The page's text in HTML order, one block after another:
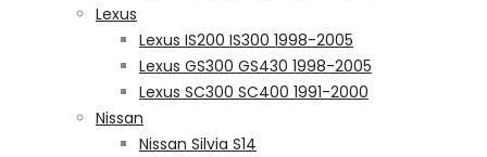
Lexus
Lexus IS200 IS300 1998-2005
Lexus GS300 GS430 1998-2005
Lexus SC300 SC400 1991-2000
Nissan
Nissan Silvia S14